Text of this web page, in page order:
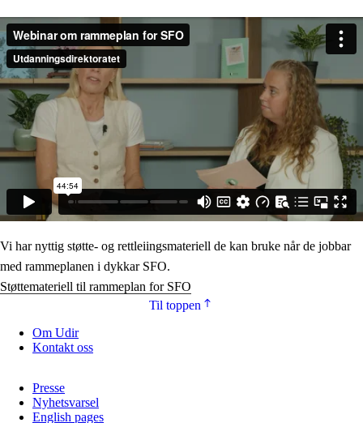
Vi har nyttig støtte- og rettleiingsmateriell de kan bruke når de jobbar
med rammeplanen i dykkar SFO.
Støttemateriell til rammeplan for SFO
Til toppen
Om Udir
Kontakt oss
Presse
Nyhetsvarsel
English pages